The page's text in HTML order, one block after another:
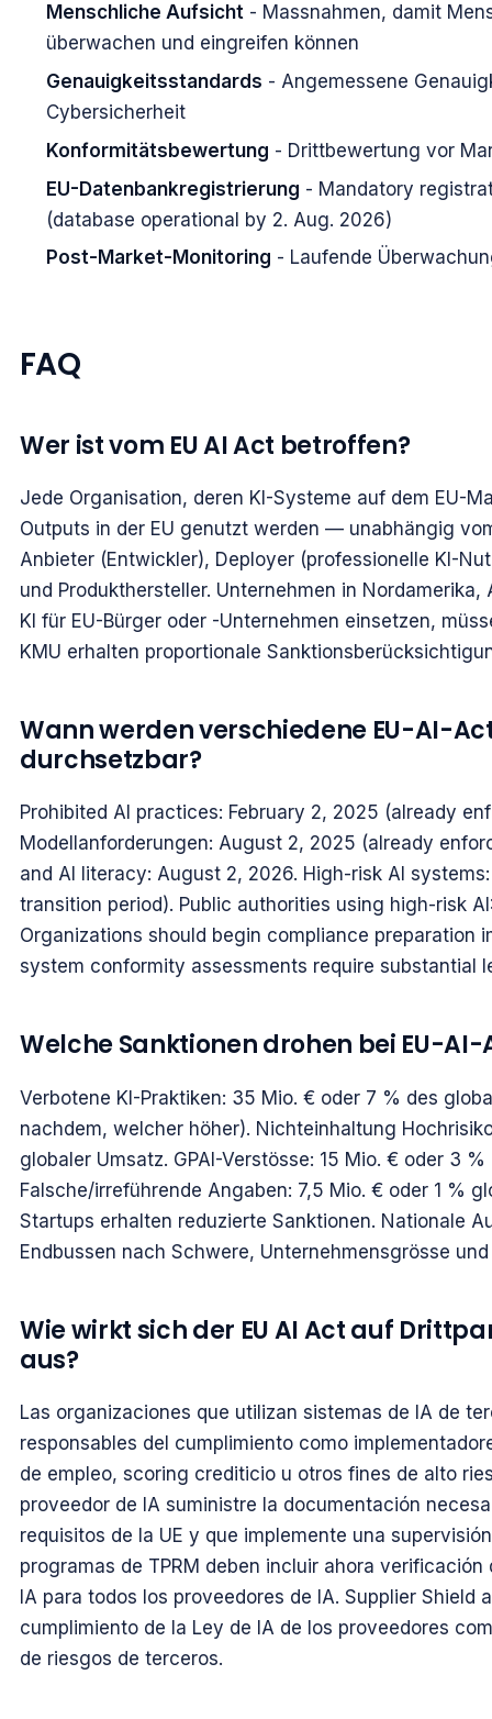
Menschliche Aufsicht- Massnahmen, damit
überwachen und eingreifen können
Genauigkeitsstandards - Angemessene
Cybersicherheit
Konformitätsbewertung - Drittbewertung vor
EU-Datenbankregistrierung - Mandatory
(database operational by 2. Aug. 2026)
Post-Market-Monitoring - Laufende
FAQ
Wer ist vom EU AI Act betroffen?
Jede Organisation, deren KI-Systeme auf dem EU-
Outputs in der EU genutzt werden — unabhängig
Anbieter (Entwickler), Deployer (professionelle KI-
und Produkthersteller. Unternehmen in Nordamerika,
KI für EU-Bürger oder -Unternehmen einsetzen,
KMU erhalten proportionale
Wann werden verschiedene EU-AI-
durchsetzbar?
Prohibited AI practices: February 2, 2025 (already
Modellanforderungen: August 2, 2025 (already
and AI literacy: August 2, 2026. High-risk AI
transition period). Public authorities using high-risk
Organizations should begin compliance preparation
system conformity assessments require substantial
Welche Sanktionen drohen bei EU-
Verbotene KI-Praktiken: 35 Mio. € oder 7 % des
nachdem, welcher höher). Nichteinhaltung
globaler Umsatz. GPAI-Verstösse: 15 Mio. € oder 3
Falsche/irreführende Angaben: 7,5 Mio. € oder 1 %
Startups erhalten reduzierte Sanktionen. Nationale
Endbussen nach Schwere, Unternehmensgrösse
Wie wirkt sich der EU AI Act auf
aus?
Las organizaciones que utilizan sistemas de IA de
responsables del cumplimiento como
de empleo, scoring crediticio u otros fines de alto
proveedor de IA suministre la documentación
requisitos de la UE y que implemente una
programas de TPRM deben incluir ahora
IA para todos los proveedores de IA. Supplier Shield
cumplimiento de la Ley de IA de los proveedores
de riesgos de terceros.